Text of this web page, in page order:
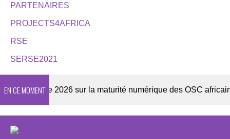
PARTENAIRES
PROJECTS4AFRICA
RSE
SERSE2021
EN CE MOMENT
Enquête 2026 sur la maturité numérique des OSC africaines